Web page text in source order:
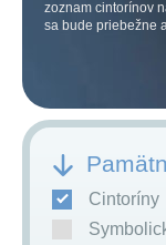
zoznam cintorínov
sa bude priebežne
Cintoríny